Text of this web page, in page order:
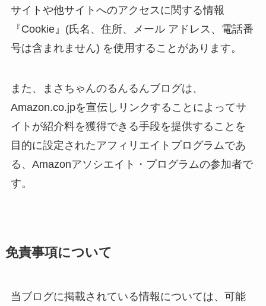
サイトや他サイトへのアクセスに関する情報
『Cookie』(氏名、住所、メール アドレス、電話番
号は含まれません) を使用することがあります。
また、まさちゃんのるんるんブログは、
Amazon.co.jpを宣伝しリンクすることによってサ
イトが紹介料を獲得できる手段を提供することを
目的に設定されたアフィリエイトプログラムであ
る、Amazonアソシエイト・プログラムの参加者で
す。
免責事項について
当ブログに掲載されている情報については、可能